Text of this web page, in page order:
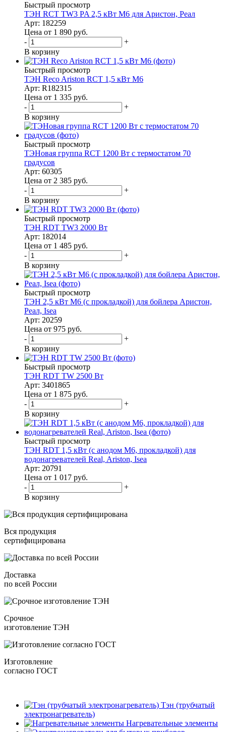
Быстрый просмотр
ТЭН RCT TW3 PA 2,5 кВт M6 для Аристон, Реал
Арт: 182259
Цена от 1 890 руб.
-
+
В корзину
Быстрый просмотр
ТЭН Reco Ariston RCT 1,5 кВт M6
Арт: R182315
Цена от 1 335 руб.
-
+
В корзину
Быстрый просмотр
ТЭНовая группа RCT 1200 Вт с термостатом 70
градусов
Арт: 60305
Цена от 2 385 руб.
-
+
В корзину
Быстрый просмотр
ТЭН RDT TW3 2000 Вт
Арт: 182014
Цена от 1 485 руб.
-
+
В корзину
Быстрый просмотр
ТЭН 2,5 кВт M6 (с прокладкой) для бойлера Аристон,
Реал, Isea
Арт: 20259
Цена от 975 руб.
-
+
В корзину
Быстрый просмотр
ТЭН RDT TW 2500 Вт
Арт: 3401865
Цена от 1 875 руб.
-
+
В корзину
Быстрый просмотр
ТЭН RDT 1,5 кВт (с анодом М6, прокладкой) для
водонагревателей Real, Ariston, Isea
Арт: 20791
Цена от 1 017 руб.
-
+
В корзину
Вся продукция
сертифицирована
Доставка
по всей России
Срочное
изготовление ТЭН
Изготовление
согласно ГОСТ
Тэн (трубчатый
электронагреватель)
Нагревательные элементы